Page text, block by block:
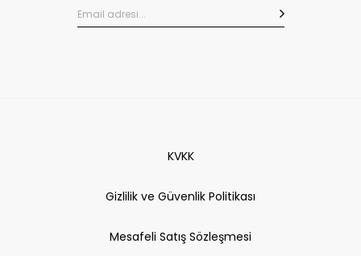
KVKK
Gizlilik ve Güvenlik Politikası
Mesafeli Satış Sözleşmesi